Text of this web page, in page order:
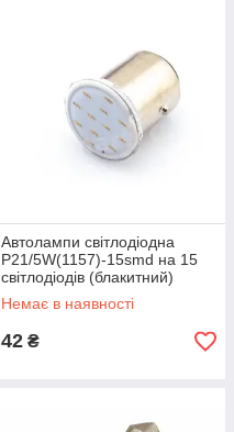
Автолампи світлодіодна
P21/5W(1157)-15smd на 15
світлодіодів (блакитний)
Немає в наявності
42 ₴